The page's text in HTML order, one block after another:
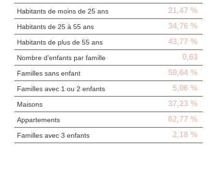
Habitants de moins de 25 ans 21,47 %
Habitants de 25 à 55 ans 34,76 %
Habitants de plus de 55 ans 43,77 %
Nombre d'enfants par famille 0,63
Familles sans enfant 59,64 %
Familles avec 1 ou 2 enfants 5,06 %
Maisons 37,23 %
Appartements 62,77 %
Familles avec 3 enfants 2,18 %